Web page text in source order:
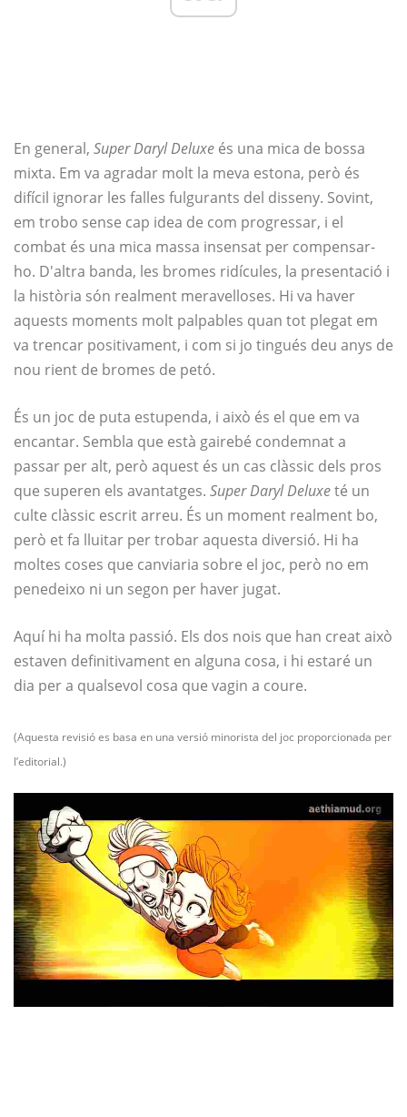
En general, Super Daryl Deluxe és una mica de bossa
mixta. Em va agradar molt la meva estona, però és
difícil ignorar les falles fulgurants del disseny. Sovint,
em trobo sense cap idea de com progressar, i el
combat és una mica massa insensat per compensar-
ho. D'altra banda, les bromes ridícules, la presentació i
la història són realment meravelloses. Hi va haver
aquests moments molt palpables quan tot plegat em
va trencar positivament, i com si jo tingués deu anys de
nou rient de bromes de petó.
És un joc de puta estupenda, i això és el que em va
encantar. Sembla que està gairebé condemnat a
passar per alt, però aquest és un cas clàssic dels pros
que superen els avantatges. Super Daryl Deluxeté un
culte clàssic escrit arreu. És un moment realment bo,
però et fa lluitar per trobar aquesta diversió. Hi ha
moltes coses que canviaria sobre el joc, però no em
penedeixo ni un segon per haver jugat.
Aquí hi ha molta passió. Els dos nois que han creat això
estaven definitivament en alguna cosa, i hi estaré un
dia per a qualsevol cosa que vagin a coure.
(Aquesta revisió es basa en una versió minorista del joc proporcionada per
l’editorial.)